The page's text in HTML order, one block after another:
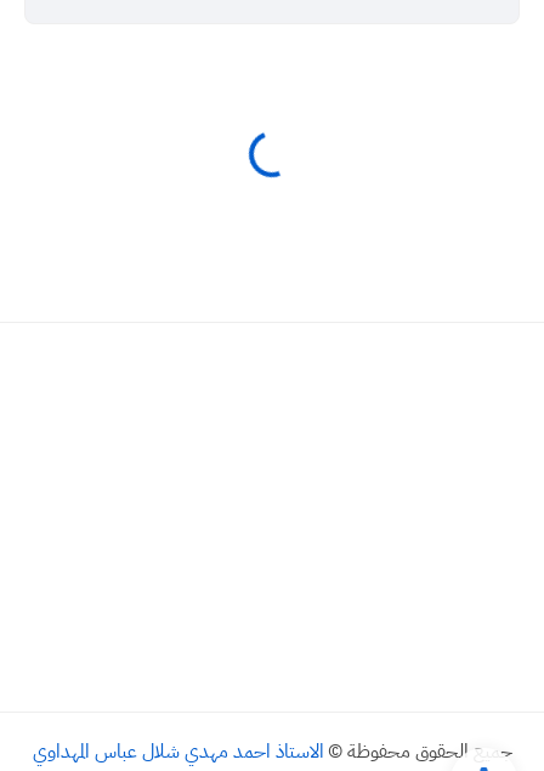
جميع الحقوق محفوظة © الاستاذ احمد مهدي شلال عباس المهداوي